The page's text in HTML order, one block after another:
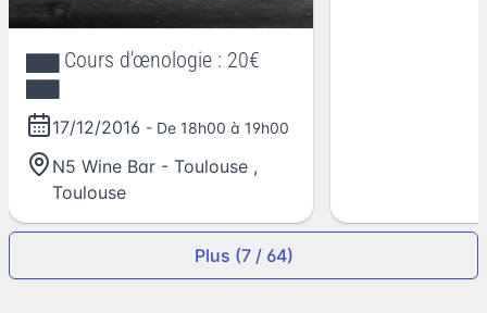
▆▆ Cours d'œnologie : 20€
▆▆
17/12/2016 - De 18h00 à 19h00
N5 Wine Bar - Toulouse ,
Toulouse
Plus (7 / 64)